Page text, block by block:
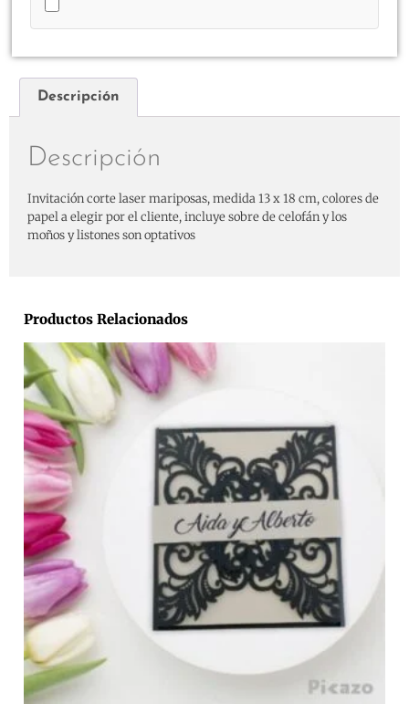
Descripción
Descripción
Invitación corte laser mariposas, medida 13 x 18 cm, colores de
papel a elegir por el cliente, incluye sobre de celofán y los
moños y listones son optativos
Productos Relacionados